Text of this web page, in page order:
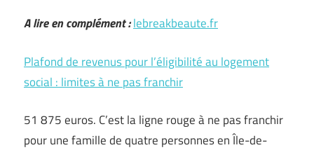
A lire en complément :lebreakbeaute.fr
Plafond de revenus pour l’éligibilité au logement
social : limites à ne pas franchir
51 875 euros. C’est la ligne rouge à ne pas franchir
pour une famille de quatre personnes en Île-de-